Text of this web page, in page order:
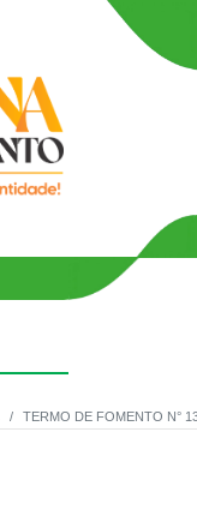
TERMO DE FOMENTO N°